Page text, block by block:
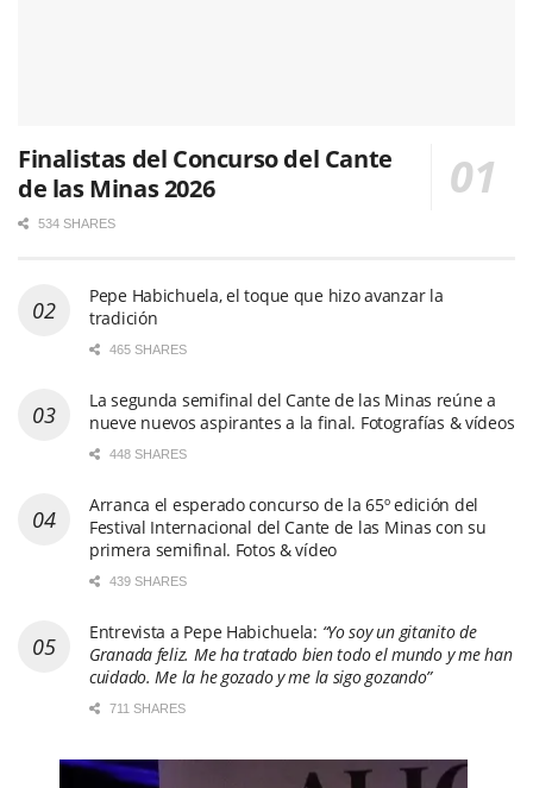
Finalistas del Concurso del Cante
de las Minas 2026
534 SHARES
Pepe Habichuela, el toque que hizo avanzar la
tradición
465 SHARES
La segunda semifinal del Cante de las Minas reúne a
nueve nuevos aspirantes a la final. Fotografías & vídeos
448 SHARES
Arranca el esperado concurso de la 65º edición del
Festival Internacional del Cante de las Minas con su
primera semifinal. Fotos & vídeo
439 SHARES
Entrevista a Pepe Habichuela: “Yo soy un gitanito de
Granada feliz. Me ha tratado bien todo el mundo y me han
cuidado. Me la he gozado y me la sigo gozando”
711 SHARES